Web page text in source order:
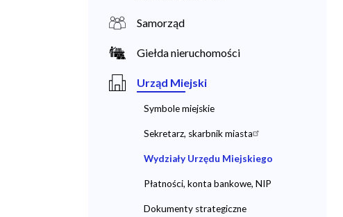
Samorząd
Giełda nieruchomości
Urząd Miejski
Symbole miejskie
Sekretarz, skarbnik miasta
Wydziały Urzędu Miejskiego
Płatności, konta bankowe, NIP
Dokumenty strategiczne